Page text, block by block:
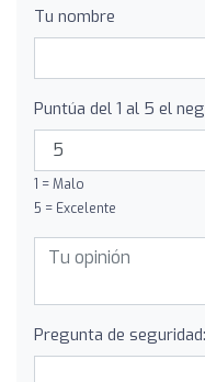
Tu nombre
Puntúa del 1 al 5 el
1 = Malo
5 = Excelente
Pregunta de